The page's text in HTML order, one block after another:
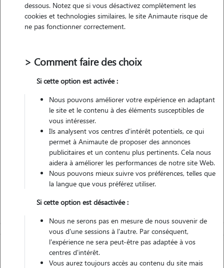
Véhiculé
Contacter
L'envoi d'une demande est sans engagement
dessous. Notez que si vous désactivez complètement les
cookies et technologies similaires, le site Animaute risque de
ne pas fonctionner correctement.
> Comment faire des choix
Si cette option est activée :
Nous pouvons améliorer votre expérience en adaptant
le site et le contenu à des éléments susceptibles de
vous intéresser.
Ils analysent vos centres d'intérêt potentiels, ce qui
permet à Animaute de proposer des annonces
publicitaires et un contenu plus pertinents. Cela nous
aidera à améliorer les performances de notre site Web.
Nous pouvons mieux suivre vos préférences, telles que
la langue que vous préférez utiliser.
Si cette option est désactivée :
Nous ne serons pas en mesure de nous souvenir de
vous d'une sessions à l'autre. Par conséquent,
l'expérience ne sera peut-être pas adaptée à vos
centres d'intérêt.
Vous aurez toujours accès au contenu du site mais